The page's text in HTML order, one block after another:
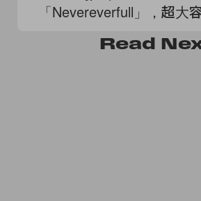
「Nevereverfull」，超大
Read